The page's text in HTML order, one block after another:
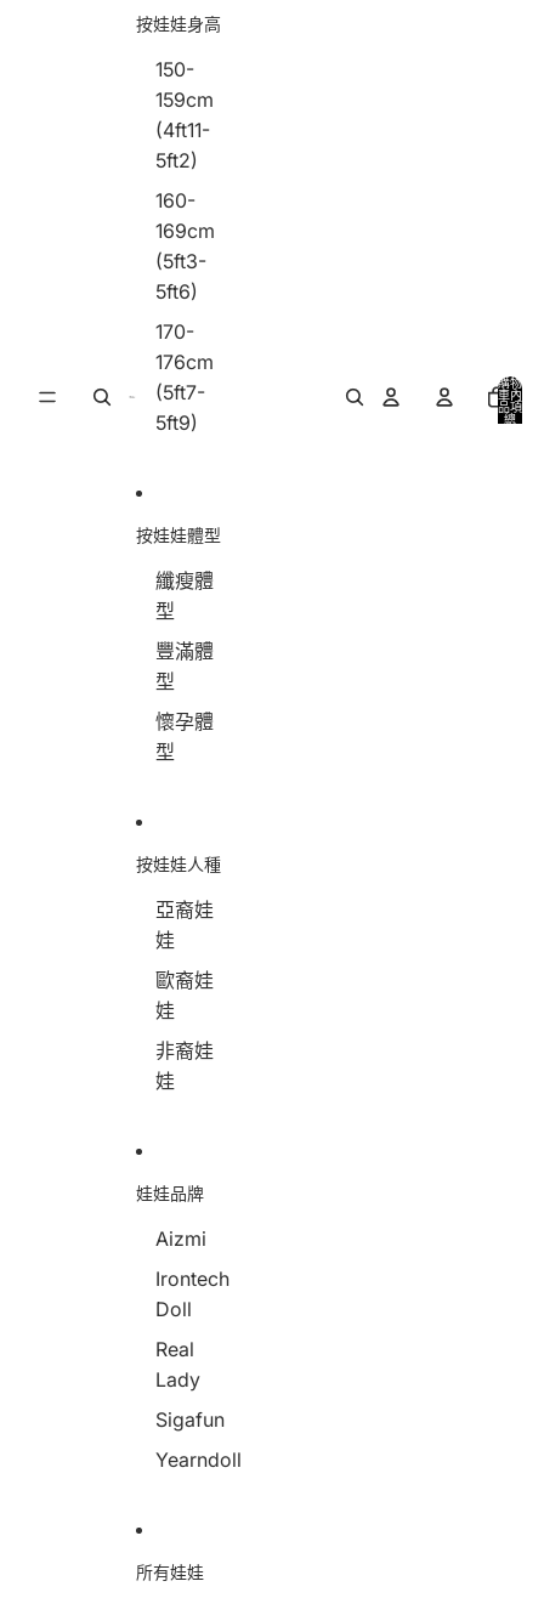
g
按娃娃身高
150-
159cm
(4ft11-
5ft2)
160-
169cm
(5ft3-
5ft6)
170-
176cm
(5ft7-
5ft9)
按娃娃體型
纖瘦體
型
豐滿體
型
懷孕體
型
按娃娃人種
亞裔娃
娃
歐裔娃
娃
非裔娃
娃
娃娃品牌
Aizmi
Irontech
Doll
Real
Lady
Sigafun
Yearndoll
所有娃娃
購物
車內
品項
總